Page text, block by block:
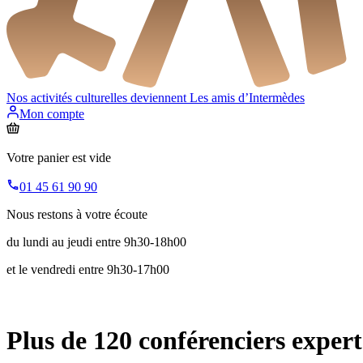
Nos activités culturelles deviennent Les amis d’Intermèdes
Mon compte
Votre panier est vide
01 45 61 90 90
Nous restons à votre écoute
du lundi au jeudi entre 9h30-18h00
et le vendredi entre 9h30-17h00
Plus de 120 conférenciers